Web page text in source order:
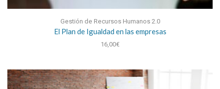
Gestión de Recursos Humanos 2.0
El Plan de Igualdad en las empresas
16,00€